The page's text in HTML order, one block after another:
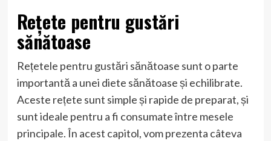
Rețete pentru gustări
sănătoase
Rețetele pentru gustări sănătoase sunt o parte
importantă a unei diete sănătoase și echilibrate.
Aceste rețete sunt simple și rapide de preparat, și
sunt ideale pentru a fi consumate între mesele
principale. În acest capitol, vom prezenta câteva